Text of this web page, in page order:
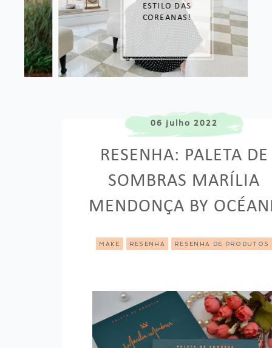
ESTILO DAS
COREANAS!
06 julho 2022
RESENHA: PALETA DE
SOMBRAS MARÍLIA
MENDONÇA BY
MAKE RESENHA RESENHA DE PRODUTOS